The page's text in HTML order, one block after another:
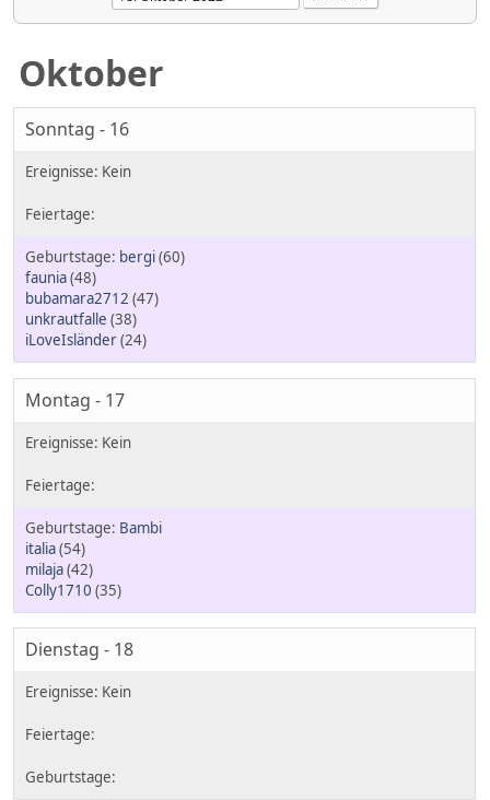
Oktober
Sonntag - 16
bergi(60)
faunia(48)
bubamara2712 (47)
unkrautfalle (38)
iLoveIsländer(24)
Montag - 17
Bambi
italia(54)
milaja(42)
Colly1710 (35)
Dienstag - 18